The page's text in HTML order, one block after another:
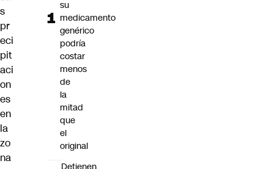
s
pr
eci
pit
aci
on
es
en
la
zo
na
su
medicamento
genérico
podría
costar
menos
de
la
mitad
que
el
original
Detienen